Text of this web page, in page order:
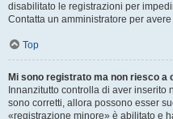
disabilitato le registrazioni per
Contatta un amministratore per
Top
Mi sono registrato ma non riesco a
Innanzitutto controlla di aver inserito
sono corretti, allora possono esser
«registrazione minore» è abilitato e